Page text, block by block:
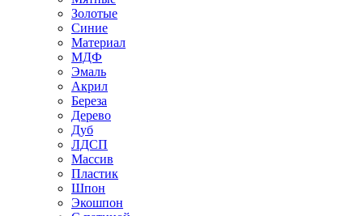
Золотые
Синие
Материал
МДФ
Эмаль
Акрил
Береза
Дерево
Дуб
ЛДСП
Массив
Пластик
Шпон
Экошпон